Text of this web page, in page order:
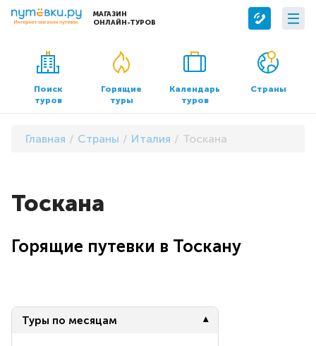
МАГАЗИН
ОНЛАЙН-ТУРОВ
Сервисы
Бронирование отелей
Трансфер
О компании
О нас
Контакты
Документы и реквизиты
Поиск
туров
Горящие
туры
Календарь
туров
Страны
Главная Страны Италия Тоскана
Тоскана
Горящие путевки в Тоскану
Туры по месяцам